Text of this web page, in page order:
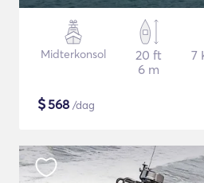
Midterkonsol
20 ft
6 m
7
$568 /dag